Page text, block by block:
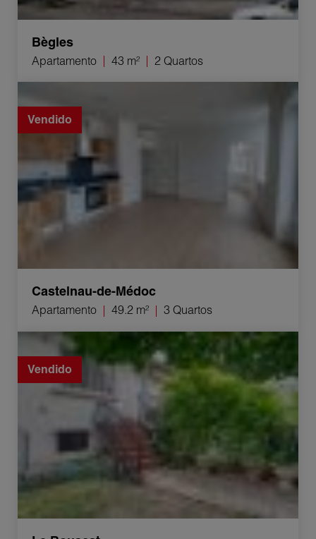
Bègles
Apartamento 43 m² 2 Quartos
49.2 m²
Vendido
Castelnau-de-Médoc
Apartamento 49.2 m² 3 Quartos
Venda Casa Le Bouscat 4 Quartos 86 m²
Vendido